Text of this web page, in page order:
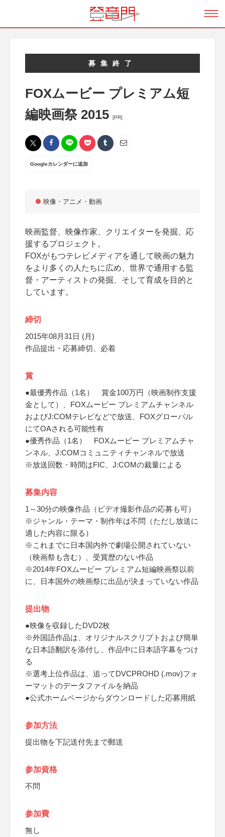
募集終了
FOXムービー プレミアム短
編映画祭 2015
[PR]
Googleカレンダーに追加
映像・アニメ・動画
映画監督、映像作家、クリエイターを発掘、応
援するプロジェクト。
FOXがもつテレビメディアを通して映画の魅力
をより多くの人たちに広め、世界で通用する監
督・アーティストの発掘、そして育成を目的と
しています。
締切
2015年08月31日 (月)
作品提出・応募締切、必着
賞
●最優秀作品（1名） 賞金100万円（映画制作支援
金として）、FOXムービー プレミアムチャンネル
およびJ:COMテレビなどで放送、FOXグローバル
にてOAされる可能性有
●優秀作品（1名） FOXムービー プレミアムチャ
ンネル、J:COMコミュニティチャンネルで放送
※放送回数・時間はFIC、J:COMの裁量による
募集内容
1～30分の映像作品（ビデオ撮影作品の応募も可）
※ジャンル・テーマ・制作年は不問（ただし放送に
適した内容に限る）
※これまでに日本国内外で劇場公開されていない
（映画祭も含む）、受賞歴のない作品
※2014年FOXムービー プレミアム短編映画祭以前
に、日本国外の映画祭に出品が決まっていない作品
提出物
●映像を収録したDVD2枚
※外国語作品は、オリジナルスクリプトおよび簡単
な日本語翻訳を添付し、作品中に日本語字幕をつけ
る
※選考上位作品は、追ってDVCPROHD (.mov)フォ
ーマットのデータファイルを納品
●公式ホームページからダウンロードした応募用紙
参加方法
提出物を下記送付先まで郵送
参加資格
不問
参加費
無し